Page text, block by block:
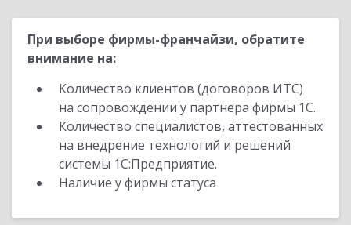
При выборе фирмы-франчайзи, обратите
внимание на:
Количество клиентов (договоров ИТС)
на сопровождении у партнера фирмы 1С.
Количество специалистов, аттестованных
на внедрение технологий и решений
системы 1С:Предприятие.
Наличие у фирмы статуса